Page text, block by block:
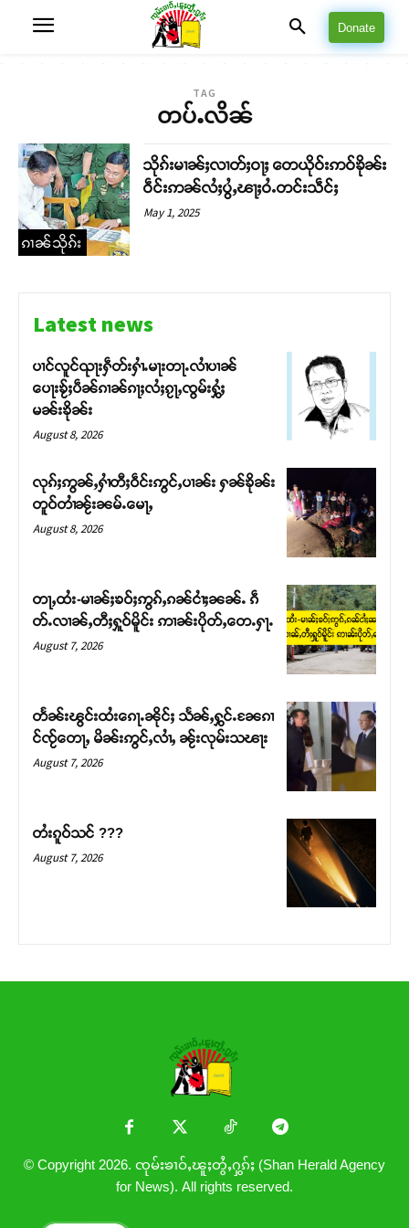
တႃႇႁႂ်ႈသဵင်ၵၢင်ၸႂ်ၵူၼ်းမိူင်း ၵူႈတီႈၵူႈလႅၼ်ပေႃးတေၸွ
တ်ႇ တူဝ်ႈလုမ်ႈၾႃႉၼၼ်ႉ ၶဝ်ႈႁူမ်ႈၵမ်ႉထႅမ် ၸုမ်းၶၢ
ဝ်ႇၽူႈတွႆႇႁွၵ်ႈ လႆႈယူႇၶႃႈဢေႃႈ။
Donate
TAG
တပ်ႉလိၼ်
ၵၢၼ်သိုၵ်း
သိုၵ်းမၢၼ်ႈလၢတ်ႈဝႃႈ တေယိုဝ်းဢဝ်ၶိုၼ်း
ဝဵင်းဢၼ်လႆႈပွႆႇၽႃႈဝႆႉတင်းသဵင်ႈ
May 1, 2025
Latest news
ပၢင်လူင်ၺႃးႁဵတ်းႁၢႆႉမႃးတႃႉလၢႆပၢၼ် ​​
ပေႃးၶႂ်ႈပဵၼ်ၵၢၼ်ၵႃႈလႆႈၵႂႃႇၸွမ်းႁွႆႈ
မၼ်းၶိုၼ်း
August 8, 2026
လုၵ်ႈဢွၼ်ႇႁၢႆတီႈဝဵင်းဢွင်ႇပၢၼ်း ႁၼ်ၶိုၼ်း
တူဝ်တၢႆၼႂ်းၼမ်ႉမေႃႇ
August 8, 2026
တႃႇထႆး-မၢၼ်ႈၶဝ်ႈဢွၵ်ႇၵၼ်ငၢႆႈၼၼ်ႉ ၵဵ
တ်ႉလၢၼ်ႇတီႈႁူဝ်မိူင်း ဢၢၼ်းပိုတ်ႇတေႉႁႃႉ
August 7, 2026
တႅၼ်းၽွင်းထႆးၵေႃႉၼိုင်ႈ သႅၼ်ႇႁွင်ႉၼႄၵၢ
င်ၸႂ်တေႃႇ မိၼ်းဢွင်ႇလၢႆႇ ၼႂ်းလုမ်းသၽႃး
August 7, 2026
တႆးၵူဝ်သင် ???
August 7, 2026
© Copyright 2026. ၸုမ်းၶၢဝ်ႇၽူႈတွႆႇႁွၵ်ႈ (Shan Herald Agency
for News). All rights reserved.